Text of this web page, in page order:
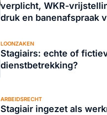
verplicht, WKR-
druk en banenafspraak
LOONZAKEN
Stagiairs: echte of
dienstbetrekking?
ARBEIDSRECHT
Stagiair ingezet als